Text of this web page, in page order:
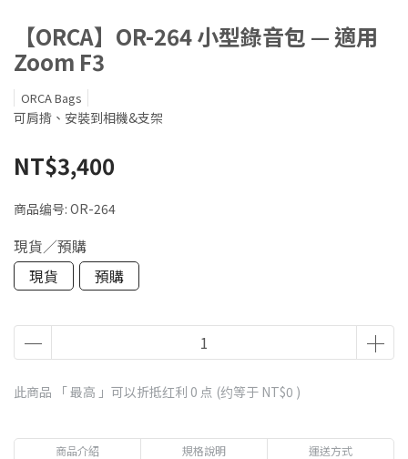
【ORCA】OR-264 小型錄音包 — 適用
Zoom F3
ORCA Bags
可肩揹、安裝到相機&支架
NT$3,400
商品编号: OR-264
現貨／預購
現貨
預購
此商品 「 最高 」可以折抵红利 0 点 (约等于 NT$0 )
商品介紹 規格說明 運送方式